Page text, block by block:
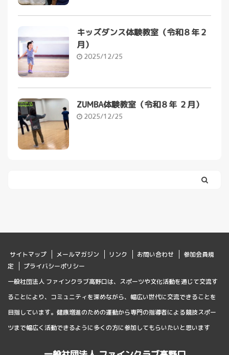
キッズダンス体験教室（令和８年２
月）
2025/12/25
ZUMBA体験教室（令和８年 ２月）
2025/12/25
サイトマップ メールマガジン リンク お問い合わせ
参加会員規
定
プライバシーポリシー
一般社団法人 ファインクラブ高野口は、スポーツや文化活動を通じて交流す
ることにより、コミュニティを深めながら、幅広い世代に交流できることを
目指しています。健康増進のための運動から専門の指導者による競技スポー
ツまで幅広く活動できるように多くの方に参加してもらいたいと思います